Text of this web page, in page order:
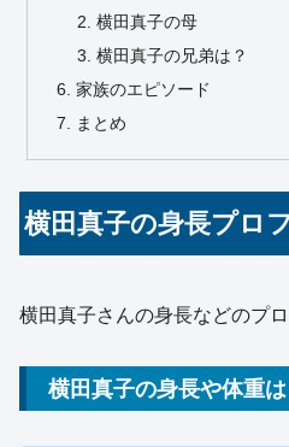
横田真子の母
横田真子の兄弟は？
家族のエピソード
まとめ
横田真子の身長プロ
横田真子さんの身長などのプ
横田真子の身長や体重は